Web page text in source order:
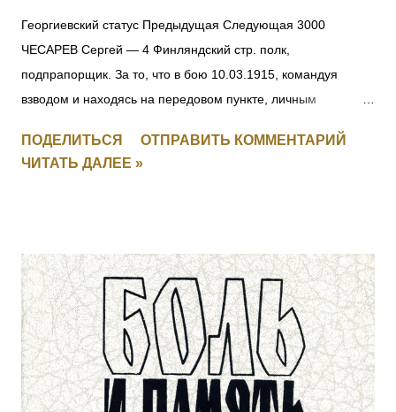
Георгиевский статус Предыдущая Следующая 3000
ЧЕСАРЕВ Сергей — 4 Финляндский стр. полк,
подпрапорщик. За то, что в бою 10.03.1915, командуя
взводом и находясь на передовом пункте, личным
отбил противника и удержал за собой позицию. [II-8059, III-
52383, IV-53035] 3001 СМИРНОВ Федул — 4 Финляндский
подчиненных и увлек их за собой в атаку, заняв
укрепленные окопы противника. [II-8075, III-52277, IV-93711]
3002 КАТКОВ Моисей — 4 Финляндский стр. полк,
подпрапорщик. За то, что в бою 6.02.1915, за убылью
ротного командира, принял командование ротой, и своей
распорядительностью удержал порядок и отбил атаку
ПОДЕЛИТЬСЯ
ОТПРАВИТЬ КОММЕНТАРИЙ
ЧИТАТЬ ДАЛЕЕ »